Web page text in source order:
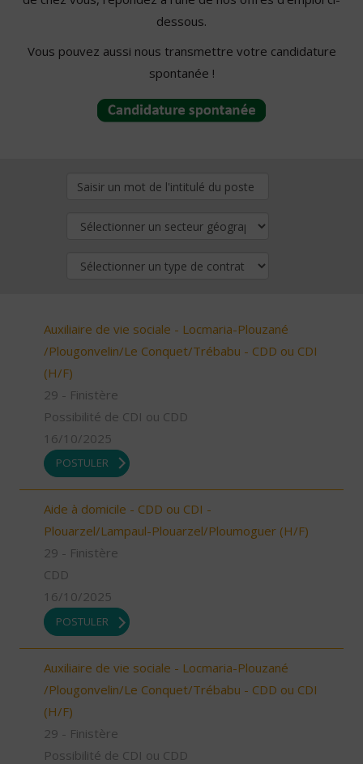
dessous.
Vous pouvez aussi nous transmettre votre candidature
spontanée !
Auxiliaire de vie sociale - Locmaria-Plouzané
/Plougonvelin/Le Conquet/Trébabu - CDD ou CDI
(H/F)
29 - Finistère
Possibilité de CDI ou CDD
16/10/2025
POSTULER
Aide à domicile - CDD ou CDI -
Plouarzel/Lampaul-Plouarzel/Ploumoguer (H/F)
29 - Finistère
CDD
16/10/2025
POSTULER
Auxiliaire de vie sociale - Locmaria-Plouzané
/Plougonvelin/Le Conquet/Trébabu - CDD ou CDI
(H/F)
29 - Finistère
Possibilité de CDI ou CDD